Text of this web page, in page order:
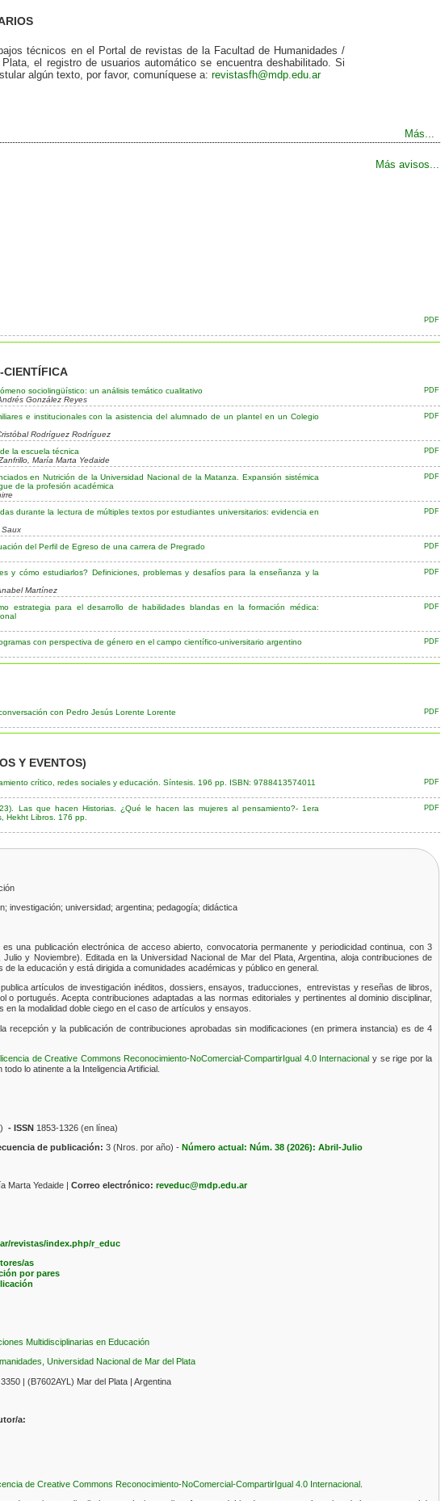
técnicos en el Portal de revistas de la Facultad de Humanidades /
el registro de usuarios automático se encuentra deshabilitado. Si
algún texto, por favor, comuníquese a: revistasfh@mdp.edu.ar
Más...
Más avisos...
PDF
CIENTÍFICA
sociolingüístico: un análisis temático cualitativo
González Reyes
PDF
e institucionales con la asistencia del alumnado de un plantel en un Colegio
Rodríguez Rodríguez
PDF
la escuela técnica
María Marta Yedaide
PDF
en Nutrición de la Universidad Nacional de la Matanza. Expansión sistémica
de la profesión académica
PDF
durante la lectura de múltiples textos por estudiantes universitarios: evidencia en
Saux
PDF
del Perfil de Egreso de una carrera de Pregrado
PDF
y cómo estudiarlos? Definiciones, problemas y desafíos para la enseñanza y la
Martínez
PDF
estrategia para el desarrollo de habilidades blandas en la formación médica:
PDF
con perspectiva de género en el campo científico-universitario argentino
PDF
con Pedro Jesús Lorente Lorente
PDF
Y EVENTOS)
crítico, redes sociales y educación. Síntesis. 196 pp. ISBN: 9788413574011
PDF
Las que hacen Historias. ¿Qué le hacen las mujeres al pensamiento?- 1era
Hekht Libros. 176 pp.
PDF
investigación; universidad; argentina; pedagogía; didáctica
es una publicación electrónica de acceso abierto, convocatoria permanente y periodicidad continua, con 3
y Noviembre). Editada en la Universidad Nacional de Mar del Plata, Argentina, aloja contribuciones de
de la educación y está dirigida a comunidades académicas y público en general.
publica artículos de investigación inéditos, dossiers , ensayos, traducciones, entrevistas y reseñas de libros,
o portugués. Acepta contribuciones adaptadas a las normas editoriales y pertinentes al dominio disciplinar,
en la modalidad doble ciego en el caso de artículos y ensayos.
recepción y la publicación de contribuciones aprobadas sin modificaciones (en primera instancia) es de 4
licencia de Creative Commons Reconocimiento-NoComercial-CompartirIgual 4.0 Internacional y se rige por la
lo atinente a la Inteligencia Artificial.
- ISSN 1853-1326 (en línea)
de publicación: 3 (Nros. por año) -Número actual: Núm. 38 (2026): Abril-Julio
Marta Yedaide |Correo electrónico: reveduc@mdp.edu.ar
revistas/index.php/r_educ
as
por pares
Multidisciplinarias en Educación
Universidad Nacional de Mar del Plata
| (B7602AYL) Mar del Plata | Argentina
a:
de Creative Commons Reconocimiento-NoComercial-CompartirIgual 4.0 Internacional